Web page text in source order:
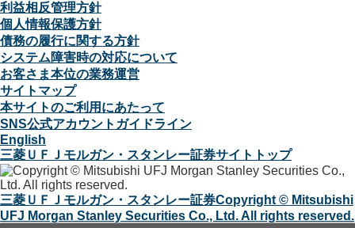
利益相反管理方針
個人情報保護方針
債務の履行に関する方針
システム障害時の対応について
お客さま本位の業務運営
サイトマップ
本サイトのご利用にあたって
SNS公式アカウントガイドライン
English
三菱ＵＦＪモルガン・スタンレー証券サイトトップ
三菱ＵＦＪモルガン・スタンレー証券Copyright © Mitsubishi
UFJ Morgan Stanley Securities Co., Ltd. All rights reserved.